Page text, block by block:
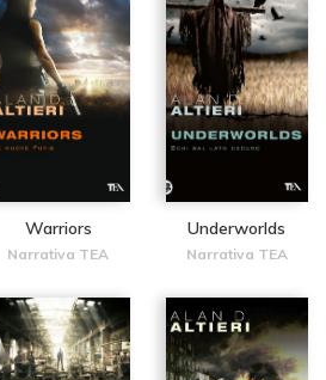
Warriors
Narrativa TEA
Underworlds
Narrativa TEA